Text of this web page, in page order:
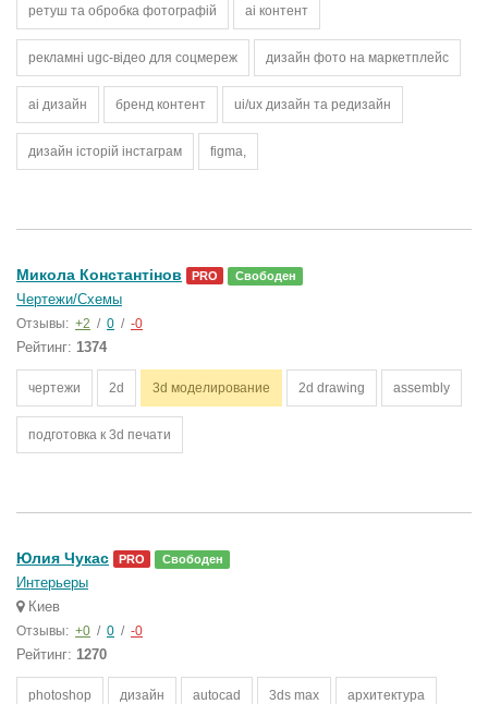
ретуш та обробка фотографій ai контент
рекламні ugc-відео для соцмереж дизайн фото на маркетплейс
ai дизайн бренд контент ui/ux дизайн та редизайн
дизайн історій інстаграм figma,
Микола Константінов PRO Свободен
Чертежи/Схемы
Отзывы: +2 / 0 / -0
Рейтинг: 1374
чертежи 2d 3d моделирование 2d drawing assembly
подготовка к 3d печати
Юлия Чукас PRO Свободен
Интерьеры
Киев
Отзывы: +0 / 0 / -0
Рейтинг: 1270
photoshop дизайн autocad 3ds max архитектура